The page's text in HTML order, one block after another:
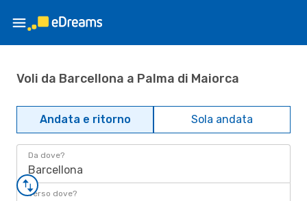
Voli da Barcellona a Palma di Maiorca
Andata e ritorno Sola andata
Da dove?
Barcellona
Verso dove?